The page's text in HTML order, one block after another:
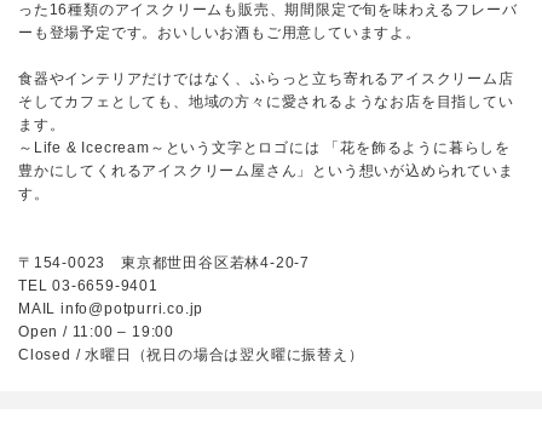
った16種類のアイスクリームも販売、期間限定で旬を味わえるフレーバ
ーも登場予定です。おいしいお酒もご用意していますよ。
食器やインテリアだけではなく、ふらっと立ち寄れるアイスクリーム店
そしてカフェとしても、地域の方々に愛されるようなお店を目指してい
ます。
～Life & Icecream～という文字とロゴには 「花を飾るように暮らしを
豊かにしてくれるアイスクリーム屋さん」という想いが込められていま
す。
〒154-0023 東京都世田谷区若林4-20-7
TEL 03-6659-9401
MAIL info@potpurri.co.jp
Open / 11:00 – 19:00
Closed / 水曜日（祝日の場合は翌火曜に振替え）